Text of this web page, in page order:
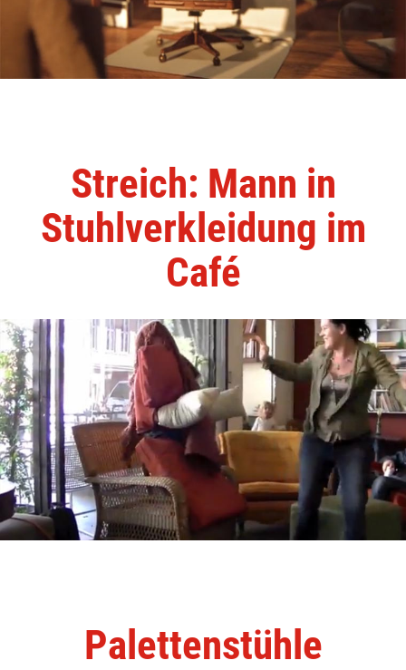
Streich: Mann in
Stuhlverkleidung im
Café
Palettenstühle